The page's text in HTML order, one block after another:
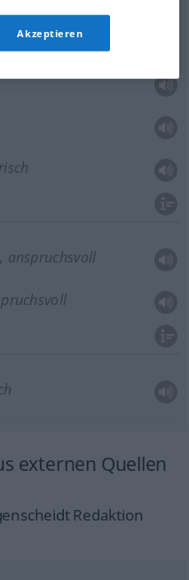
anspruchsvoll
externen Quellen
Redaktion
Akzeptieren